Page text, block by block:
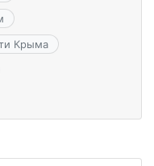
Крыма